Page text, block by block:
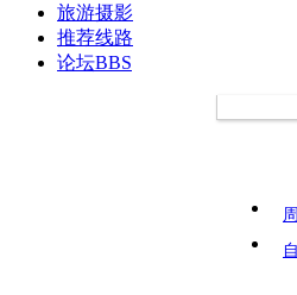
旅游摄影
推荐线路
论坛BBS